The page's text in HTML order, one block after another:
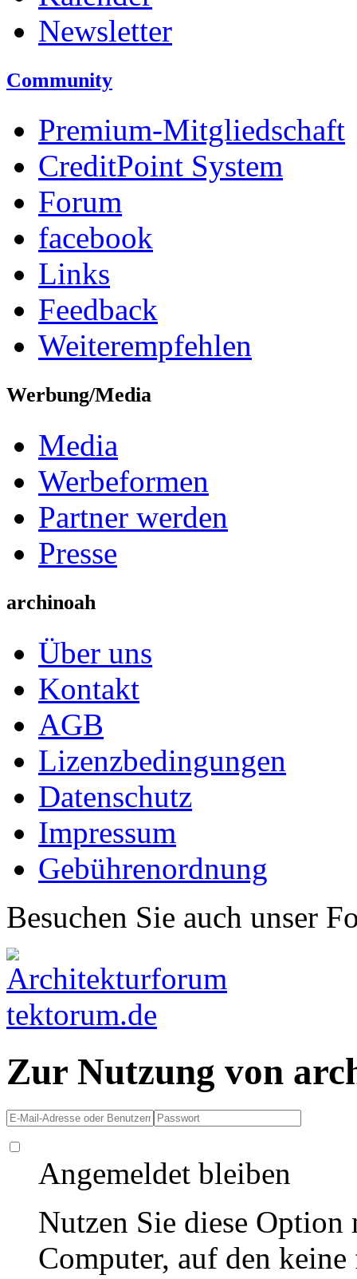
Newsletter
Community
Premium-Mitgliedschaft
CreditPoint System
Forum
facebook
Links
Feedback
Weiterempfehlen
Werbung/Media
Media
Werbeformen
Partner werden
Presse
archinoah
Über uns
Kontakt
AGB
Lizenzbedingungen
Datenschutz
Impressum
Gebührenordnung
Besuchen Sie auch unser
Zur Nutzung von
Angemeldet bleiben
Nutzen Sie diese
Computer, auf den